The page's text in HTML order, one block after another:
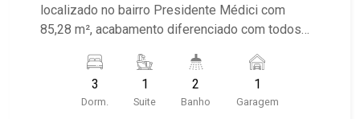
localizado no bairro Presidente Médici com
85,28 m², acabamento diferenciado com todos
armários sendo 01 suíte, banheiro social, sala
jantar e estar, cozinha com armário e lavanderia,
01 vaga coberta. O prédio possui portaria, área de
3
Dorm.
1
Suite
2
Banho
1
Garagem